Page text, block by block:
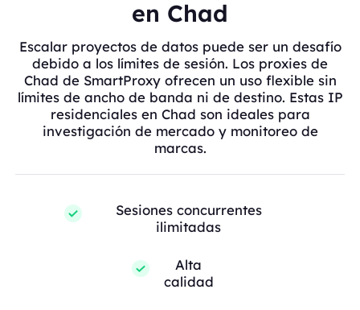
en Chad
Escalar proyectos de datos puede ser un desafío
debido a los límites de sesión. Los proxies de
Chad de SmartProxy ofrecen un uso flexible sin
límites de ancho de banda ni de destino. Estas IP
residenciales en Chad son ideales para
investigación de mercado y monitoreo de
marcas.
Sesiones concurrentes
ilimitadas
Alta
calidad